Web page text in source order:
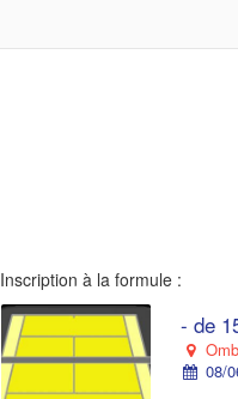
Inscription à la formule :
- de
08/